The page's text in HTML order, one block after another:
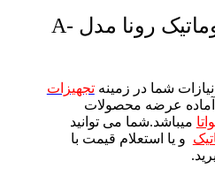
خرید پیستوله اتوماتیک رونا مدل A-
شما در زمینهتجهیزات
آماده عرضه محصولات
میباشد.شما می توانید
و یا استعلام قیمت با